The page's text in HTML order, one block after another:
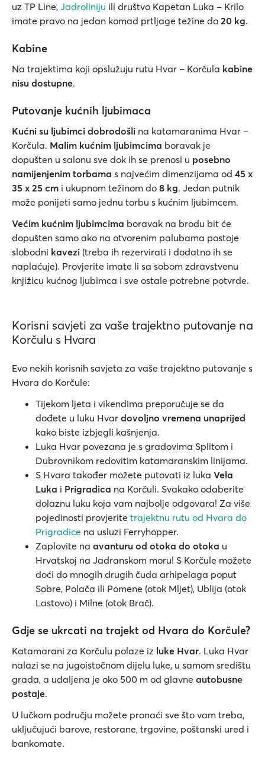
uz TP Line, Jadroliniju ili društvo Kapetan Luka – Krilo
imate pravo na jedan komad prtljage težine do 20 kg.
Kabine
Na trajektima koji opslužuju rutu Hvar – Korčula kabine
nisu dostupne.
Putovanje kućnih ljubimaca
Kućni su ljubimci dobrodošli na katamaranima Hvar –
Korčula. Malim kućnim ljubimcima boravak je
dopušten u salonu sve dok ih se prenosi u posebno
namijenjenim torbama s najvećim dimenzijama od 45 x
35 x 25 cm i ukupnom težinom do 8 kg. Jedan putnik
može ponijeti samo jednu torbu s kućnim ljubimcem.
Većim kućnim ljubimcima boravak na brodu bit će
dopušten samo ako na otvorenim palubama postoje
slobodni kavezi (treba ih rezervirati i dodatno ih se
naplaćuje). Provjerite imate li sa sobom zdravstvenu
knjižicu kućnog ljubimca i sve ostale potrebne potvrde.
Korisni savjeti za vaše trajektno putovanje na
Korčulu s Hvara
Evo nekih korisnih savjeta za vaše trajektno putovanje s
Hvara do Korčule:
Tijekom ljeta i vikendima preporučuje se da
dođete u luku Hvar dovoljno vremena unaprijed
kako biste izbjegli kašnjenja.
Luka Hvar povezana je s gradovima Splitom i
Dubrovnikom redovitim katamaranskim linijama.
S Hvara također možete putovati iz luka Vela
Luka i Prigradica na Korčuli. Svakako odaberite
dolaznu luku koja vam najbolje odgovara! Za više
pojedinosti provjerite trajektnu rutu od Hvara do
Prigradice na usluzi Ferryhopper.
Zaplovite na avanturu od otoka do otoka u
Hrvatskoj na Jadranskom moru! S Korčule možete
doći do mnogih drugih čuda arhipelaga poput
Sobre, Polača ili Pomene (otok Mljet), Ublija (otok
Lastovo) i Milne (otok Brač).
Gdje se ukrcati na trajekt od Hvara do Korčule?
Katamarani za Korčulu polaze iz luke Hvar. Luka Hvar
nalazi se na jugoistočnom dijelu luke, u samom središtu
grada, a udaljena je oko 500 m od glavne autobusne
postaje.
U lučkom području možete pronaći sve što vam treba,
uključujući barove, restorane, trgovine, poštanski ured i
bankomate.